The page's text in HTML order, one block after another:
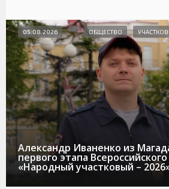
Александр Иваненко из
первого этапа
«Народный участковый –
05.08.2026 ОБЩЕСТВО